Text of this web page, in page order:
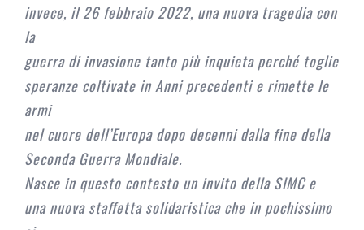
invece, il 26 febbraio 2022, una nuova tragedia con
la
guerra di invasione tanto più inquieta perché toglie
speranze coltivate in Anni precedenti e rimette le
armi
nel cuore dell’Europa dopo decenni dalla fine della
Seconda Guerra Mondiale.
Nasce in questo contesto un invito della SIMC e
una nuova staffetta solidaristica che in pochissimo